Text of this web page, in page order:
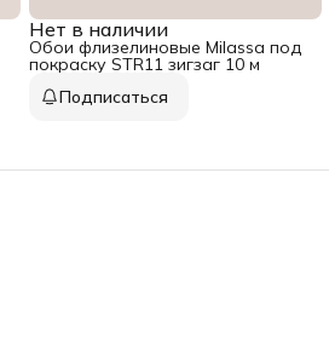
Нет в наличии
Обои флизелиновые Milassa под
покраску STR11 зигзаг 10 м
Подписаться